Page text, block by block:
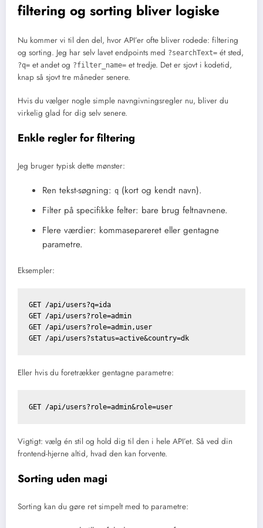
filtering og sorting bliver logiske
Nu kommer vi til den del, hvor API’er ofte bliver rodede: filtering
og sorting. Jeg har selv lavet endpoints med ?searchText= ét sted,
?q= et andet og ?filter_name= et tredje. Det er sjovt i kodetid,
knap så sjovt tre måneder senere.
Hvis du vælger nogle simple navngivningsregler nu, bliver du
virkelig glad for dig selv senere.
Enkle regler for filtering
Jeg bruger typisk dette mønster:
Ren tekst-søgning: q (kort og kendt navn).
Filter på specifikke felter: bare brug feltnavnene.
Flere værdier: kommasepareret eller gentagne
parametre.
Eksempler:
GET /api/users?q=ida
GET /api/users?role=admin
GET /api/users?role=admin,user
Eller hvis du foretrækker gentagne parametre:
Vigtigt: vælg én stil og hold dig til den i hele API’et. Så ved din
frontend-hjerne altid, hvad den kan forvente.
Sorting uden magi
Sorting kan du gøre ret simpelt med to parametre: